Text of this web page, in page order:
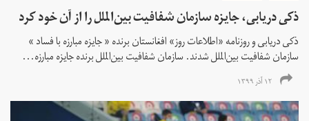
ذکی دریابی، جایزه سازمان شفافیت بین‌الملل را از آن خود کرد
ذکی دریابی و روزنامه «اطلاعات‌ روز» افغانستان برنده « جایزه مبارزه با فساد »
سازمان شفافیت بین‌الملل شدند. سازمان شفافیت بین‌الملل برنده جایزه مبارزه...
۱۲ آذر ۱۳۹۹